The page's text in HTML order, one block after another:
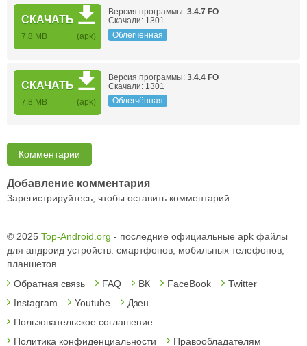
СКАЧАТЬ
7.8 MB (apk)
Версия программы: 3.4.7 FO
Скачали: 1301
Облегчённая
СКАЧАТЬ
7.8 MB (apk)
Версия программы: 3.4.4 FO
Скачали: 1301
Облегчённая
Комментарии
Добавление комментария
Зарегистрируйтесь, чтобы оставить комментарий
© 2025 Top-Android.org - последние официальные apk файлы
для андроид устройств: смартфонов, мобильных телефонов,
планшетов
Обратная связь
FAQ ВК FaceBook
Twitter
Instagram
Youtube
Дзен
Пользовательское соглашение
Политика конфиденциальности
Правообладателям